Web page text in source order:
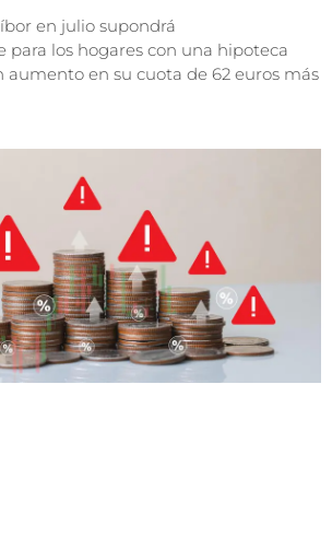
en julio supondrá
los hogares con una hipoteca
aumento en su cuota de 62 euros más